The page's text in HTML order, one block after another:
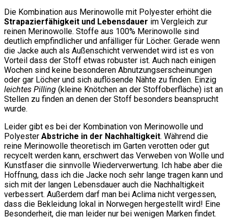
Die Kombination aus Merinowolle mit Polyester erhöht die
Strapazierfähigkeit und Lebensdauer im Vergleich zur
reinen Merinowolle. Stoffe aus 100% Merinowolle sind
deutlich empfindlicher und anfälliger für Löcher. Gerade wenn
die Jacke auch als Außenschicht verwendet wird ist es von
Vorteil dass der Stoff etwas robuster ist. Auch nach einigen
Wochen sind keine besonderen Abnutzungserscheinungen
oder gar Löcher und sich auflösende Nähte zu finden. Einzig
leichtes Pilling (kleine Knötchen an der Stoffoberfläche) ist an
Stellen zu finden an denen der Stoff besonders beansprucht
wurde.
Leider gibt es bei der Kombination von Merinowolle und
Polyester Abstriche in der Nachhaltigkeit. Während die
reine Merinowolle theoretisch im Garten verotten oder gut
recycelt werden kann, erschwert das Verweben von Wolle und
Kunstfaser die sinnvolle Wiederverwertung. Ich habe aber die
Hoffnung, dass ich die Jacke noch sehr lange tragen kann und
sich mit der langen Lebensdauer auch die Nachhaltigkeit
verbessert. Außerdem darf man bei Aclima nicht vergessen,
dass die Bekleidung lokal in Norwegen hergestellt wird! Eine
Besonderheit, die man leider nur bei wenigen Marken findet.